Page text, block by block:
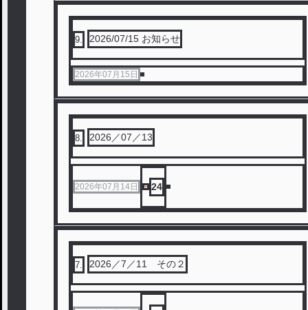
9 2026/07/15 お知らせ
2026年07月15日
8 2026／07／13
2026年07月14日 24
7 2026／7／11 その２